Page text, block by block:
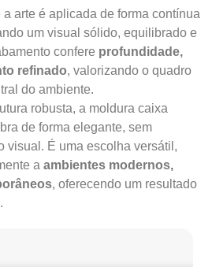
a arte é aplicada de forma contínua
um visual sólido, equilibrado e
confere profundidade,
refinado, valorizando o quadro
do ambiente.
robusta, a moldura caixa
de forma elegante, sem
visual. É uma escolha versátil,
a ambientes modernos,
, oferecendo um resultado